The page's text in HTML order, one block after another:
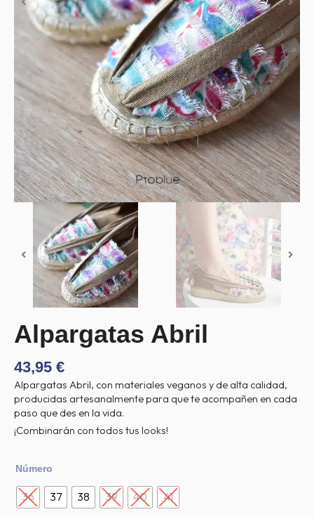
Alpargatas Abril
43,95 €
Alpargatas Abril, con materiales veganos y de alta calidad,
producidas artesanalmente para que te acompañen en cada
paso que des en la vida.
¡Combinarán con todos tus looks!
Número
36 37 38 39 40 41
Alpargatas
cantidad